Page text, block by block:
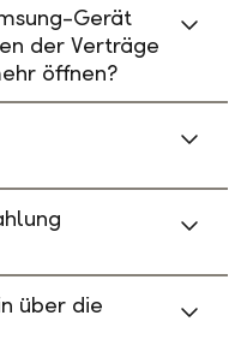
Gerät
der Verträge
öffnen?
über die